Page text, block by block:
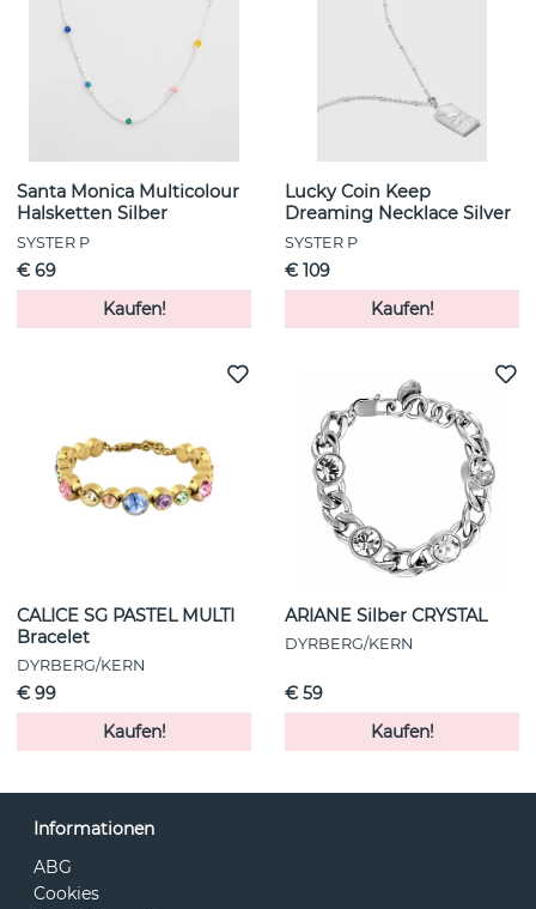
Santa Monica Multicolour
Halsketten Silber
SYSTER P
€ 69
Kaufen!
Lucky Coin Keep
Dreaming Necklace Silver
SYSTER P
€ 109
Kaufen!
CALICE SG PASTEL MULTI
Bracelet
DYRBERG/KERN
€ 99
Kaufen!
ARIANE Silber CRYSTAL
DYRBERG/KERN
€ 59
Kaufen!
Informationen
ABG
Cookies